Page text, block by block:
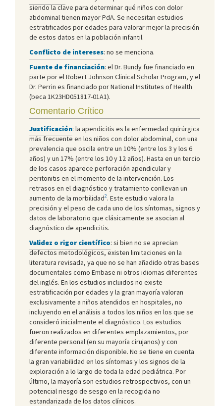
siendo la clave para determinar qué niños con dolor
abdominal tienen mayor PdA. Se necesitan estudios
estratificados por edades para valorar mejor la precisión
de estos datos en la población infantil.
Conflicto de intereses: no se menciona.
Fuente de financiación: el Dr. Bundy fue financiado en
parte por el Robert Johnson Clinical Scholar Program, y el
Dr. Perrin es financiado por National Institutes of Health
(beca 1K23HD051817-01A1).
Comentario Crítico
Justificación: la apendicitis es la enfermedad quirúrgica
más frecuente en los niños con dolor abdominal, con una
prevalencia que oscila entre un 10% (entre los 3 y los 6
años) y un 17% (entre los 10 y 12 años). Hasta en un tercio
de los casos aparece perforación apendicular y
peritonitis en el momento de la intervención. Los
retrasos en el diagnóstico y tratamiento conllevan un
aumento de la morbilidad2. Este estudio valora la
precisión y el peso de cada uno de los síntomas, signos y
datos de laboratorio que clásicamente se asocian al
diagnóstico de apendicitis.
Validez o rigor científico: si bien no se aprecian
defectos metodológicos, existen limitaciones en la
literatura revisada, ya que no se han añadido otras bases
documentales como Embase ni otros idiomas diferentes
del inglés. En los estudios incluidos no existe
estratificación por edades y la gran mayoría valoran
exclusivamente a niños atendidos en hospitales, no
incluyendo en el análisis a todos los niños en los que se
consideró inicialmente el diagnóstico. Los estudios
fueron realizados en diferentes emplazamientos, por
diferente personal (en su mayoría cirujanos) y con
diferente información disponible. No se tiene en cuenta
la gran variabilidad en los síntomas y los signos de la
exploración a lo largo de toda la edad pediátrica. Por
último, la mayoría son estudios retrospectivos, con un
potencial riesgo de sesgo en la recogida no
estandarizada de los datos clínicos.